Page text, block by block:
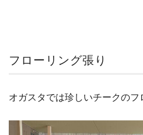
フローリング張り
オガスタでは珍しいチークのフ